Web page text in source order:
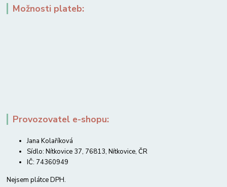
Možnosti plateb:
Provozovatel e-shopu:
Jana Kolaříková
Sídlo: Nítkovice 37, 76813, Nítkovice, ČR
IČ: 74360949
Nejsem plátce DPH.